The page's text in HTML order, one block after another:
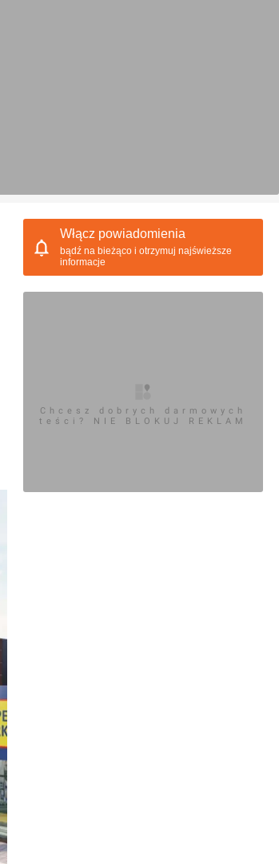
Włącz powiadomienia
bądź na bieżąco i otrzymuj najświeższe
informacje
Chcesz dobrych darmowych
teści? NIE BLOKUJ REKLAM